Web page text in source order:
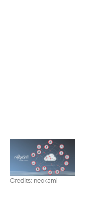
Credits: neokami